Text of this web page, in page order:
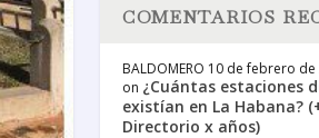
COMENTARIOS
BALDOMERO 10 de febrero de
on ¿Cuántas estaciones
existían en La Habana?
Directorio x años)